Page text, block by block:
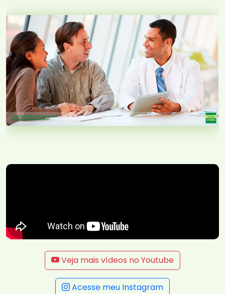
Veja mais vídeos no Youtube
Acesse meu Instagram